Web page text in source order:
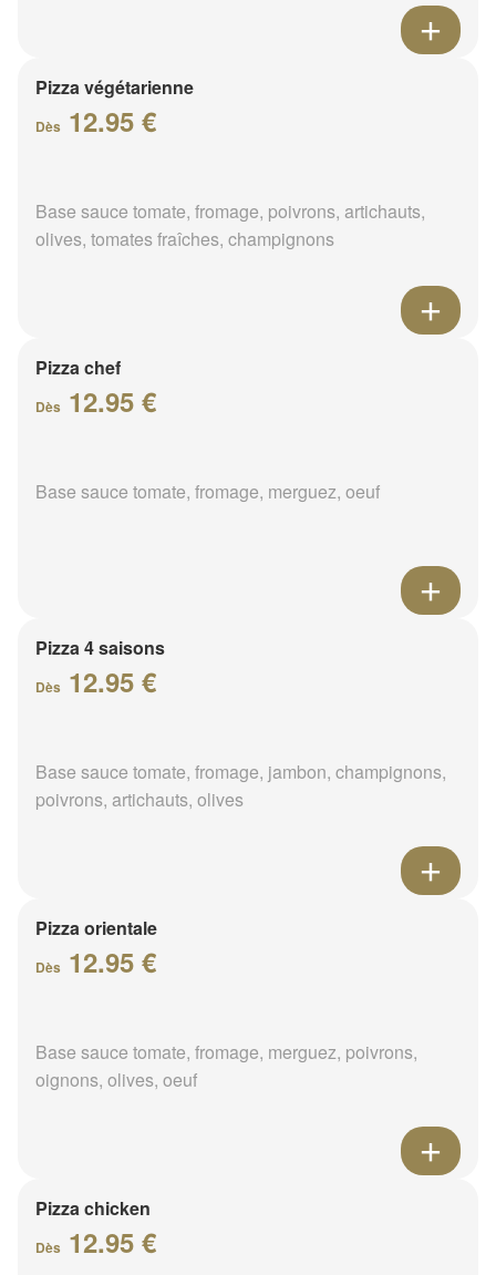
Pizza végétarienne
Dès 12.95 €
Base sauce tomate, fromage, poivrons, artichauts,
olives, tomates fraîches, champignons
Pizza chef
Dès 12.95 €
Base sauce tomate, fromage, merguez, oeuf
Pizza 4 saisons
Dès 12.95 €
Base sauce tomate, fromage, jambon, champignons,
poivrons, artichauts, olives
Pizza orientale
Dès 12.95 €
Base sauce tomate, fromage, merguez, poivrons,
oignons, olives, oeuf
Pizza chicken
Dès 12.95 €